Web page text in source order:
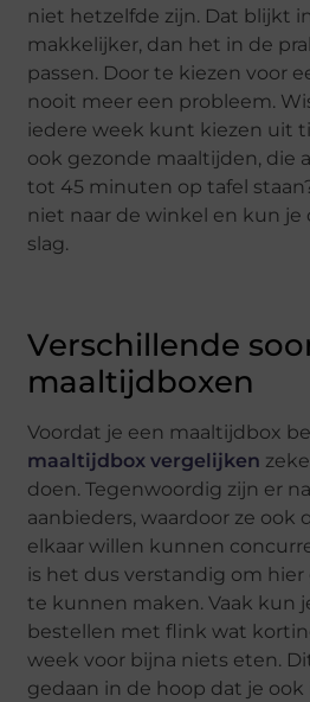
niet hetzelfde zijn. Dat blijkt
makkelijker, dan het in de
passen. Door te kiezen voor
nooit meer een probleem.
iedere week kunt kiezen uit
ook gezonde maaltijden, die
tot 45 minuten op tafel
niet naar de winkel en kun je
slag.
Verschillende
maaltijdboxen
Voordat je een maaltijdbox
maaltijdbox vergelijken
doen. Tegenwoordig zijn er
aanbieders, waardoor ze ook
elkaar willen kunnen
is het dus verstandig om
te kunnen maken. Vaak kun
bestellen met flink wat
week voor bijna niets eten.
gedaan in de hoop dat je